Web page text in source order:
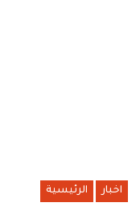
اخبار الرئيسية